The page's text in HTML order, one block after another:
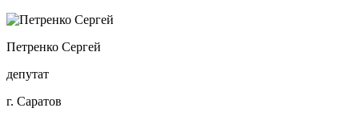
Петренко Сергей
депутат
г. Саратов